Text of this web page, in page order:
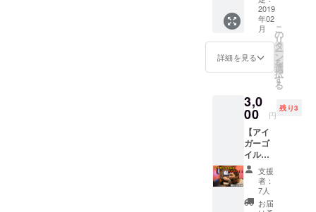
今回は
たくさ
んご支
援頂い
た皆様
んとお
値段...爆
笑価格
の
【¥1,00
0ポッキ
リ！！
笑！！
！！ ※
カル、
アイ
ガーゴ
イルが
お寝坊
さんな
アナタ
にモー
ニング
コール
をしま
す！ ※
支援者
の方と
ご相談
の上、
決定日
2019
年02
月
詳細を見る
こ
の
リ
タ
ー
ン
を
選
択
す
る
3,0
00 円
残り3
【アイ
ガーゴ
イルと
カラオ
ケ！】
アイ
ガーゴ
支援
者：
7人
お届